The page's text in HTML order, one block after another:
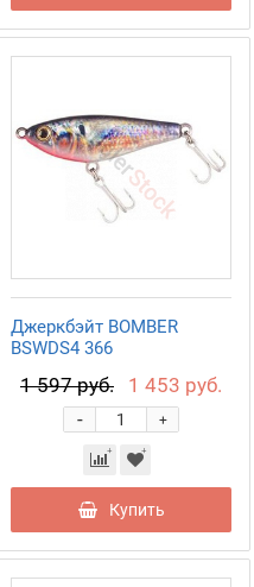
Джеркбэйт BOMBER
BSWDS4 366
1 597 руб. 1 453 руб.
+
-
Купить